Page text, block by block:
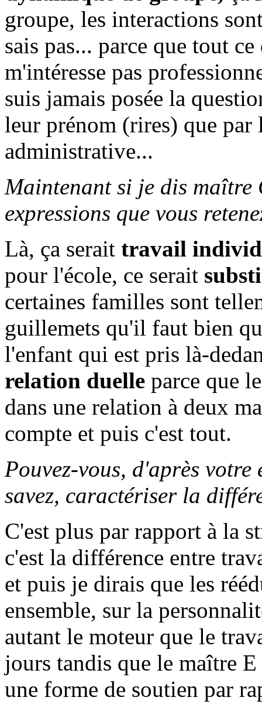
groupe, les interactions
sais pas... parce que tout
m'intéresse pas
suis jamais posée la
leur prénom (rires) que
administrative...
Maintenant si je dis maître
expressions que vous
Là, ça serait travail
pour l'école, ce serait
certaines familles sont
guillemets qu'il faut bien
l'enfant qui est pris là-
relation duelle parce que
dans une relation à deux
compte et puis c'est tout.
Pouvez-vous, d'après votre
savez, caractériser la
C'est plus par rapport à la
c'est la différence entre
et puis je dirais que les
ensemble, sur la
autant le moteur que le
jours tandis que le maître
une forme de soutien par